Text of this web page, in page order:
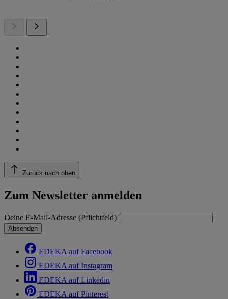
Zurück nach oben
Zum Newsletter anmelden
Deine E-Mail-Adresse (Pflichtfeld)
Absenden
EDEKA auf Facebook
EDEKA auf Instagram
EDEKA auf Linkedin
EDEKA auf Pinterest